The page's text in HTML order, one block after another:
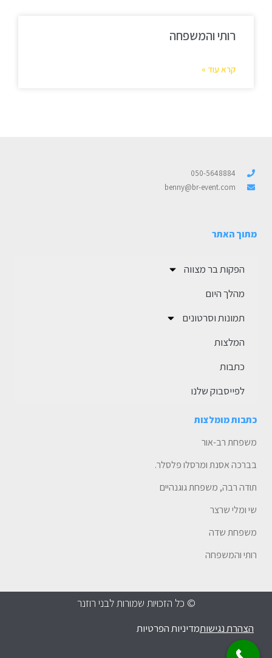
רותי והמשפחה
קרא עוד »
050-5648884
benny@br-event.com
מתוך האתר
הפקות בר מצווה
מהלך היום
תמונות וסרטונים
המלצות
כתבות
לפייסבוק שלנו
כתבות מומלצות
משפחת רב-אור
בברכה אסנת ומרסלו פלסלר.
תודה רבה, משפחת גוגנהיים
שי ומלי שרצר
משפחת שדה
רותי והמשפחה
© כל הזכויות שמורות לבני רוזנר
הצהרת נגישותמדיניות הפרטיות